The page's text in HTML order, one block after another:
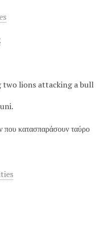
lions attacking a bull
που κατασπαράσουν ταύρο